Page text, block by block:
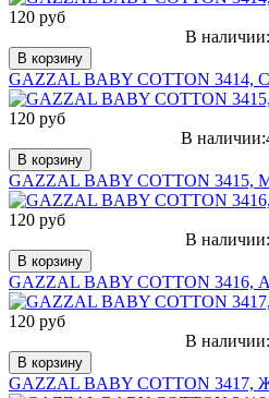
120 руб
В
В корзину
GAZZAL BABY COTTON 3414,
120 руб
В
В корзину
GAZZAL BABY COTTON 3415,
120 руб
В
В корзину
GAZZAL BABY COTTON 3416,
120 руб
В
В корзину
GAZZAL BABY COTTON 3417,